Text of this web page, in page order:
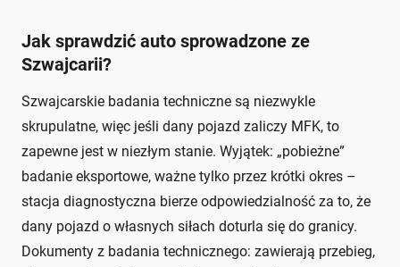
Jak sprawdzić auto sprowadzone ze
Szwajcarii?
Szwajcarskie badania techniczne są niezwykle
skrupulatne, więc jeśli dany pojazd zaliczy MFK, to
zapewne jest w niezłym stanie. Wyjątek: „pobieżne”
badanie eksportowe, ważne tylko przez krótki okres –
stacja diagnostyczna bierze odpowiedzialność za to, że
dany pojazd o własnych siłach doturla się do granicy.
Dokumenty z badania technicznego: zawierają przebieg,